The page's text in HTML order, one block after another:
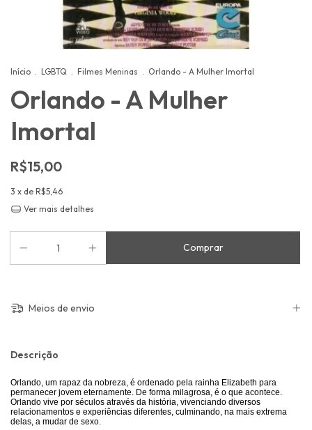
Início . LGBTQ . Filmes Meninas . Orlando - A Mulher Imortal
Orlando - A Mulher
Imortal
R$15,00
3 x de R$5,46
Ver mais detalhes
Meios de envio
Descrição
Orlando, um rapaz da nobreza, é ordenado pela rainha Elizabeth para
permanecer jovem eternamente. De forma milagrosa, é o que acontece.
Orlando vive por séculos através da história, vivenciando diversos
relacionamentos e experiências diferentes, culminando, na mais extrema
delas, a mudar de sexo.